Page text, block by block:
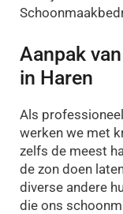
Aanpak
in Haren
Als
werken we met
zelfs de meest
de zon doen
diverse andere
die ons